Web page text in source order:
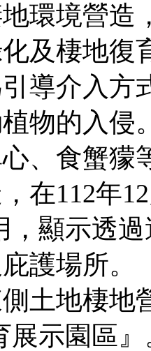
環境營造
及棲地復
導介入方
物的入侵
、食蟹獴
在112年
，顯示透
護場所。
土地棲地
展示園區